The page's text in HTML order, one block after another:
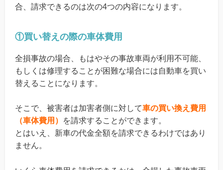
合、請求できるのは次の4つの内容になります。
①買い替えの際の車体費用
全損事故の場合、もはやその事故車両が利用不可能、
もしくは修理することが困難な場合には自動車を買い
替えることになります。
そこで、被害者は加害者側に対して車の買い換え費用
（車体費用）
を請求することができます。
とはいえ、新車の代金全額を請求できるわけではあり
ません。